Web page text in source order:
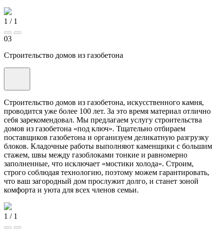
1 / 1
03
Строительство домов из газобетона
Строительство домов из газобетона, искусственного камня,
проводится уже более 100 лет. За это время материал отлично
себя зарекомендовал. Мы предлагаем услугу строительства
домов из газобетона «под ключ». Тщательно отбираем
поставщиков газобетона и организуем деликатную разгрузку
блоков. Кладочные работы выполняют каменщики с большим
стажем, швы между газоблоками тонкие и равномерно
заполненные, что исключает «мостики холода». Строим,
строго соблюдая технологию, поэтому можем гарантировать,
что ваш загородный дом прослужит долго, и станет зоной
комфорта и уюта для всех членов семьи.
1 / 1